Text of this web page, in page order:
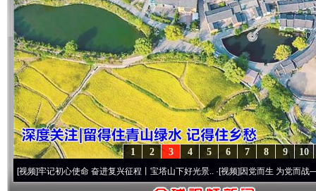
10
9
8
7
6
5
4
3
2
1
初心使命 奋进复兴征程丨宝塔山下好光景..·[视频]因党而生 为党而战——百年“纪”